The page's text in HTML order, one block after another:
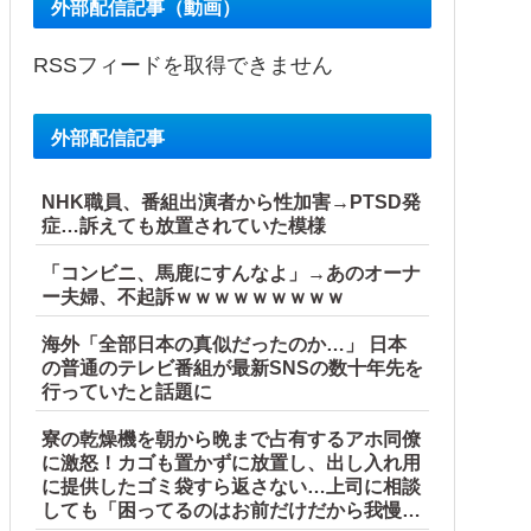
外部配信記事（動画）
RSSフィードを取得できません
外部配信記事
NHK職員、番組出演者から性加害→PTSD発
症…訴えても放置されていた模様
「コンビニ、馬鹿にすんなよ」→あのオーナ
ー夫婦、不起訴ｗｗｗｗｗｗｗｗｗ
海外「全部日本の真似だったのか…」 日本
の普通のテレビ番組が最新SNSの数十年先を
行っていたと話題に
寮の乾燥機を朝から晩まで占有するアホ同僚
に激怒！カゴも置かずに放置し、出し入れ用
に提供したゴミ袋すら返さない…上司に相談
しても「困ってるのはお前だけだから我慢し